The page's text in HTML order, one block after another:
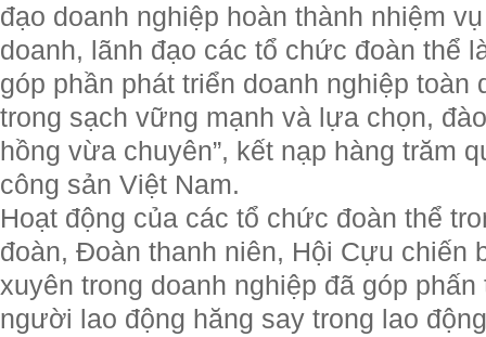
đạo doanh nghiệp hoàn thành nhiệm
doanh, lãnh đạo các tổ chức đoàn thể
góp phần phát triển doanh nghiệp
trong sạch vững mạnh và lựa chọn,
hồng vừa chuyên”, kết nạp hàng trăm
công sản Việt Nam.
Hoạt động của các tổ chức đoàn thể
đoàn, Đoàn thanh niên, Hội Cựu
xuyên trong doanh nghiệp đã góp
người lao động hăng say trong lao